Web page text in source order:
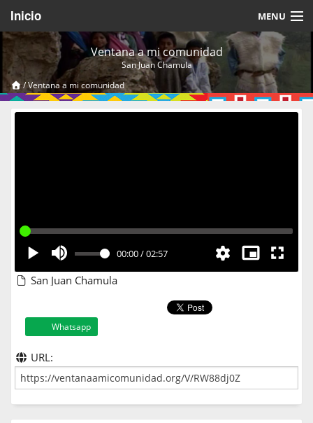
Inicio MENU
Acerca de
Videos Temáticos
Cerrar Sesión
Ventana a mi comunidad
San Juan Chamula
/Ventana a mi comunidad
00:00/02:57
San Juan Chamula
Whatsapp
URL: